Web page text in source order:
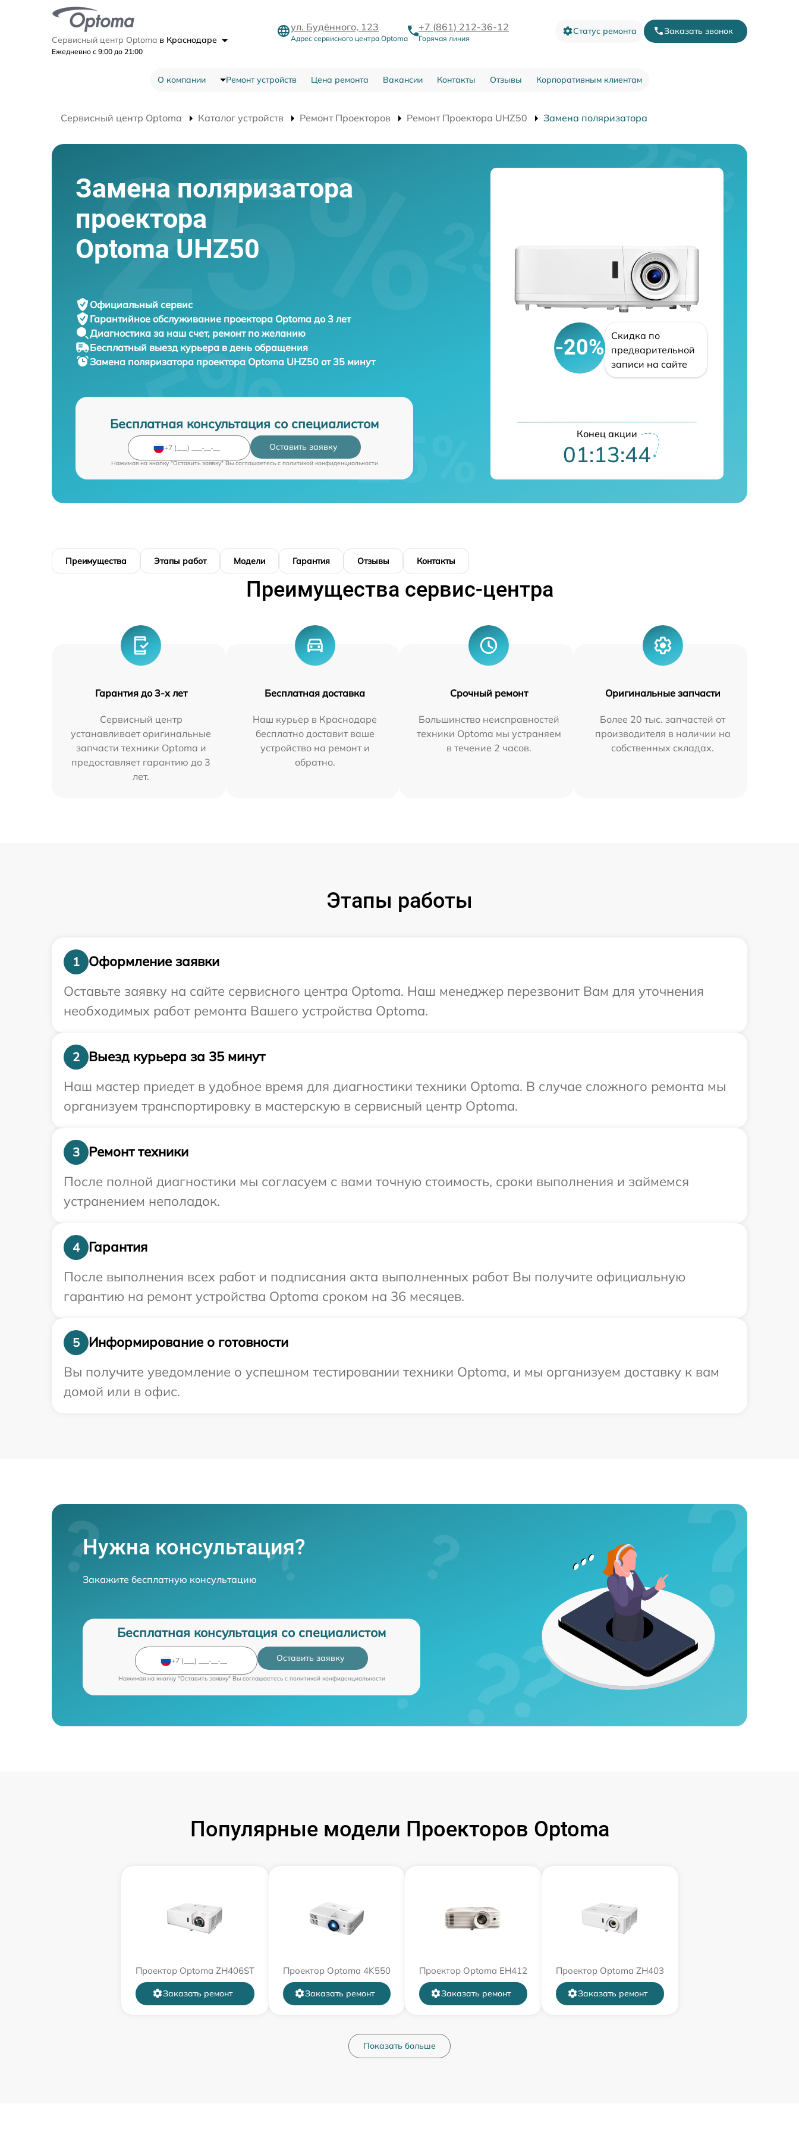
Сервисный центр Optoma в Краснодаре
Ежедневно с 9:00 до 21:00
ул. Будённого, 123
Адрес сервисного центра Optoma
+7 (861) 212-36-12
Горячая линия
Статус ремонта Заказать звонок
О компании Ремонт устройств Цена ремонта Вакансии Контакты Отзывы Корпоративным клиентам
Сервисный центр Optoma Каталог устройств Ремонт Проекторов Ремонт Проектора UHZ50 Замена поляризатора
Замена поляризатора
проектора
Optoma UHZ50
Официальный сервис
Гарантийное обслуживание проектора Optoma до 3 лет
Диагностика за наш счет, ремонт по желанию
Бесплатный выезд курьера в день обращения
Замена поляризатора проектора Optoma UHZ50 от 35 минут
Бесплатная консультация со специалистом
Оставить заявку
Нажимая на кнопку "Оставить заявку" Вы соглашаетесь c политикой конфиденциальности
-20%
Скидка по
предварительной
записи на сайте
Конец акции
01:13:42
Преимущества Этапы работ Модели Гарантия Отзывы Контакты
Преимущества сервис-центра
Гарантия до 3-х лет
Сервисный центр
устанавливает оригинальные
запчасти техники Optoma и
предоставляет гарантию до 3
лет.
Бесплатная доставка
Наш курьер в Краснодаре
бесплатно доставит ваше
устройство на ремонт и
обратно.
Срочный ремонт
Большинство неисправностей
техники Optoma мы устраняем
в течение 2 часов.
Оригинальные запчасти
Более 20 тыс. запчастей от
производителя в наличии на
собственных складах.
Этапы работы
1
Оформление заявки
Оставьте заявку на сайте сервисного центра Optoma. Наш менеджер перезвонит Вам для уточнения
необходимых работ ремонта Вашего устройства Optoma.
2
Выезд курьера за 35 минут
Наш мастер приедет в удобное время для диагностики техники Optoma. В случае сложного ремонта мы
организуем транспортировку в мастерскую в сервисный центр Optoma.
3
Ремонт техники
После полной диагностики мы согласуем с вами точную стоимость, сроки выполнения и займемся
устранением неполадок.
4
Гарантия
После выполнения всех работ и подписания акта выполненных работ Вы получите официальную
гарантию на ремонт устройства Optoma сроком на 36 месяцев.
5
Информирование о готовности
Вы получите уведомление о успешном тестировании техники Optoma, и мы организуем доставку к вам
домой или в офис.
Нужна консультация?
Закажите бесплатную консультацию
Бесплатная консультация со специалистом
Оставить заявку
Нажимая на кнопку "Оставить заявку" Вы соглашаетесь c политикой конфиденциальности
Популярные модели Проекторов Optoma
Проектор Optoma ZH406ST
Заказать ремонт
Проектор Optoma 4K550
Заказать ремонт
Проектор Optoma EH412
Заказать ремонт
Проектор Optoma ZH403
Заказать ремонт
Показать больше